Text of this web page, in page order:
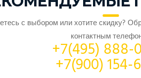
с выбором или хотите скидку?
контактным
+7(495) 888-
+7(900) 154-